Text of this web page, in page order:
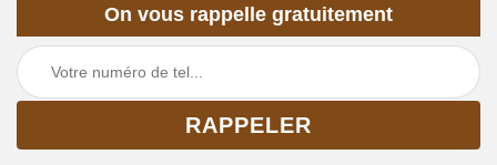
On vous rappelle gratuitement